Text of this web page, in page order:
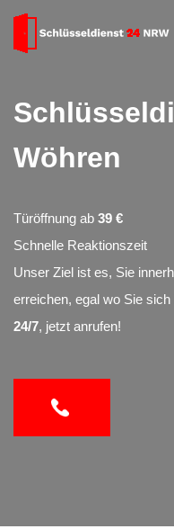
Wöhren
Türöffnung ab 39 €
Schnelle Reaktionszeit
Unser Ziel ist es, Sie
erreichen, egal wo Sie
24/7, jetzt anrufen!